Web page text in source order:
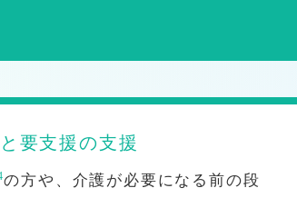
要支援の支援
の方や、介護が必要になる前の段